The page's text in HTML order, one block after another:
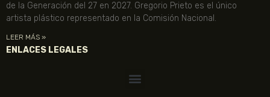
de la Generación del 27 en 2027. Gregorio Prieto es el único
artista plástico representado en la Comisión Nacional.
LEER MÁS »
ENLACES LEGALES